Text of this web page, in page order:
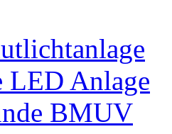
LED Anlage
BMUV